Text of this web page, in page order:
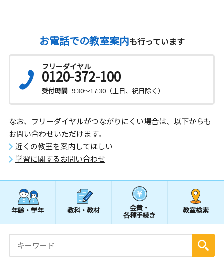
お電話での教室案内も行っています
フリーダイヤル
0120-372-100
受付時間 9:30～17:30（土日、祝日除く）
なお、フリーダイヤルがつながりにくい場合は、以下からも
お問い合わせいただけます。
近くの教室を案内してほしい
学習に関するお問い合わせ
年齢・学年 教科・教材 会費・
各種手続き
教室検索